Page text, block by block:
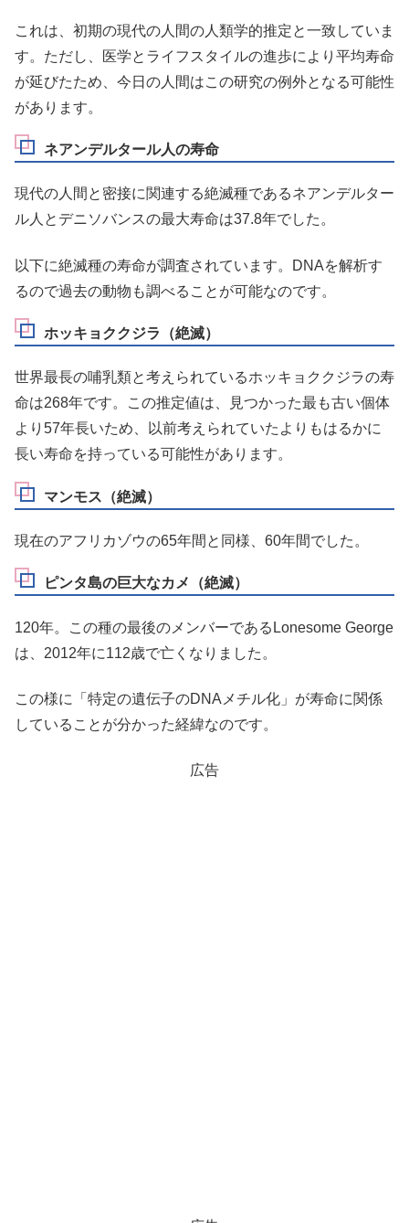
これは、初期の現代の人間の人類学的推定と一致していま
す。ただし、医学とライフスタイルの進歩により平均寿命
が延びたため、今日の人間はこの研究の例外となる可能性
があります。
ネアンデルタール人の寿命
現代の人間と密接に関連する絶滅種であるネアンデルター
ル人とデニソバンスの最大寿命は37.8年でした。
以下に絶滅種の寿命が調査されています。DNAを解析す
るので過去の動物も調べることが可能なのです。
ホッキョククジラ（絶滅）
世界最長の哺乳類と考えられているホッキョククジラの寿
命は268年です。この推定値は、見つかった最も古い個体
より57年長いため、以前考えられていたよりもはるかに
長い寿命を持っている可能性があります。
マンモス（絶滅）
現在のアフリカゾウの65年間と同様、60年間でした。
ピンタ島の巨大なカメ（絶滅）
120年。この種の最後のメンバーであるLonesome George
は、2012年に112歳で亡くなりました。
この様に「特定の遺伝子のDNAメチル化」が寿命に関係
していることが分かった経緯なのです。
広告